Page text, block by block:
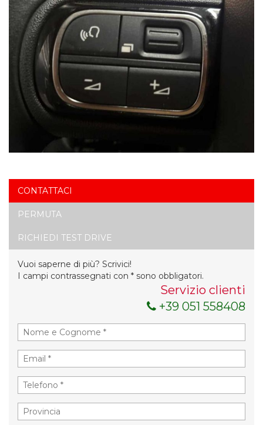
CONTATTACI
PERMUTA
RICHIEDI TEST DRIVE
Vuoi saperne di più? Scrivici!
I campi contrassegnati con * sono obbligatori.
Servizio clienti
+39 051 558408